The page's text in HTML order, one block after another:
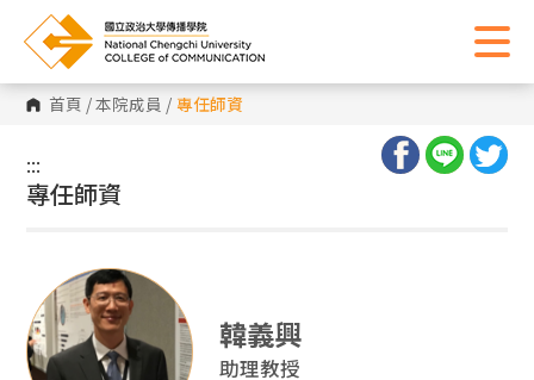
首頁 /本院成員 / 專任師資
:::
:::
專任師資
韓義興
助理教授